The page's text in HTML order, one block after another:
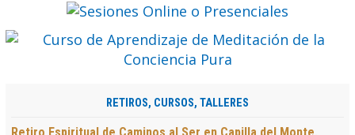
RETIROS, CURSOS, TALLERES